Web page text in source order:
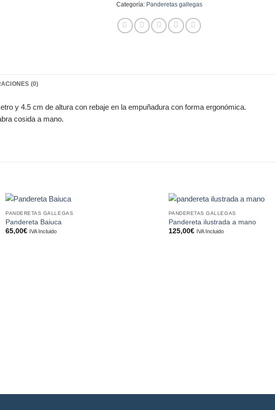
Categoría: Panderetas gallegas
(0)
y 4.5 cm de altura con rebaje en la empuñadura con forma ergonómica.
cosida a mano.
PANDERETAS GALLEGAS
Pandereta Baiuca
65,00€ IVA Incluido
PANDERETAS GALLEGAS
Pandereta ilustrada a mano
125,00€ IVA Incluido